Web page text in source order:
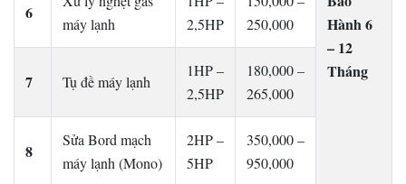
Hành 6
– 12
Tháng
6
máy lạnh
2,5HP
250,000
7 Tụ đề máy lạnh
1HP –
2,5HP
180,000 –
265,000
8
Sửa Bord mạch
máy lạnh (Mono)
2HP –
5HP
350,000 –
950,000